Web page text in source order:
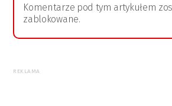
Komentarze pod tym artykułem
zablokowane.
REKLAMA